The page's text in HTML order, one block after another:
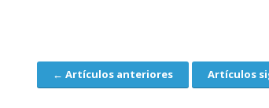
Navegación
← Artículos anteriores Artículos